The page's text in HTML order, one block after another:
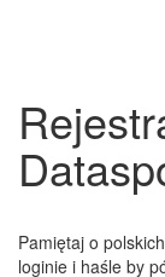
Pamiętaj o
loginie i haśle by